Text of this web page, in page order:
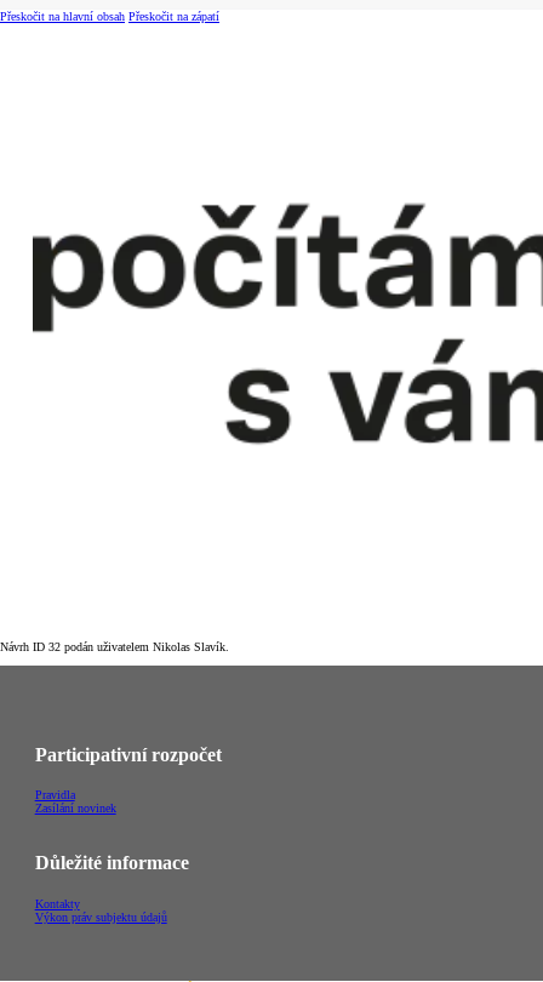
Přeskočit na hlavní obsah Přeskočit na zápatí
Návrh ID 32 podán uživatelem Nikolas Slavík.
Participativní rozpočet
Pravidla
Zasílání novinek
Důležité informace
Kontakty
Výkon práv subjektu údajů